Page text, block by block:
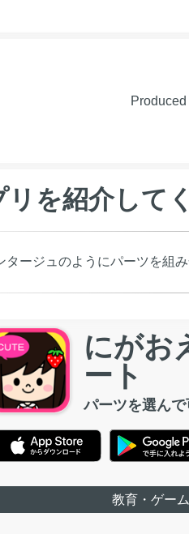
Produced
リを紹介して
タージュのようにパーツを組
にがお
ート
パーツを選ん
教育・ゲー